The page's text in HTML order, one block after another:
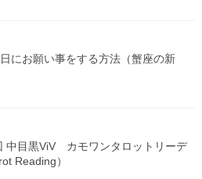
にお願い事をする方法（蟹座の新
中目黒ViV カモワンタロットリーデ
Reading）